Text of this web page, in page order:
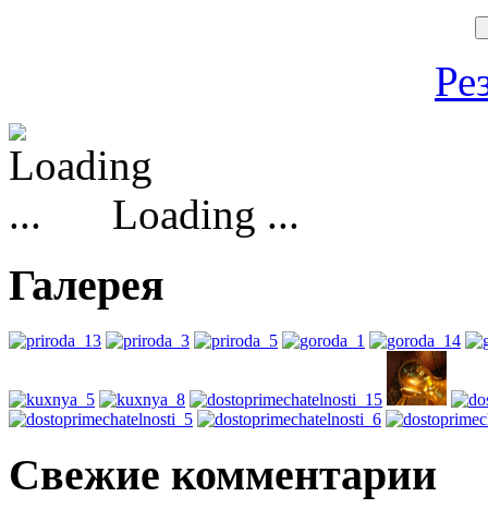
Loading ...
Галерея
Свежие комментарии